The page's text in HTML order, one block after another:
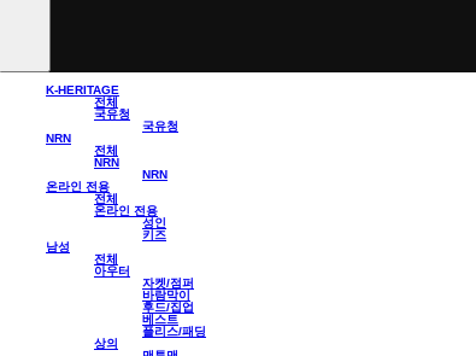
K-HERITAGE
전체
국유청
국유청
NRN
전체
NRN
NRN
온라인 전용
전체
온라인 전용
성인
키즈
남성
전체
아우터
자켓/점퍼
바람막이
후드/집업
베스트
플리스/패딩
상의